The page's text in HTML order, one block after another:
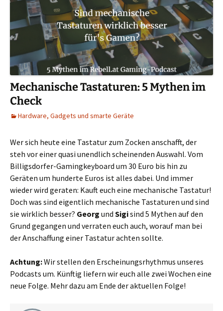
Mechanische Tastaturen: 5 Mythen im
Check
Hardware, Gadgets und smarte Geräte
Wer sich heute eine Tastatur zum Zocken anschafft, der
steh vor einer quasi unendlich scheinenden Auswahl. Vom
Billigsdorfer-Gamingkeyboard um 30 Euro bis hin zu
Geräten um hunderte Euros ist alles dabei. Und immer
wieder wird geraten: Kauft euch eine mechanische Tastatur!
Doch was sind eigentlich mechanische Tastaturen und sind
sie wirklich besser? Georg und Sigisind 5 Mythen auf den
Grund gegangen und verraten euch auch, worauf man bei
der Anschaffung einer Tastatur achten sollte.
Achtung:Wir stellen den Erscheinungsrhythmus unseres
Podcasts um. Künftig liefern wir euch alle zwei Wochen eine
neue Folge. Mehr dazu am Ende der aktuellen Folge!